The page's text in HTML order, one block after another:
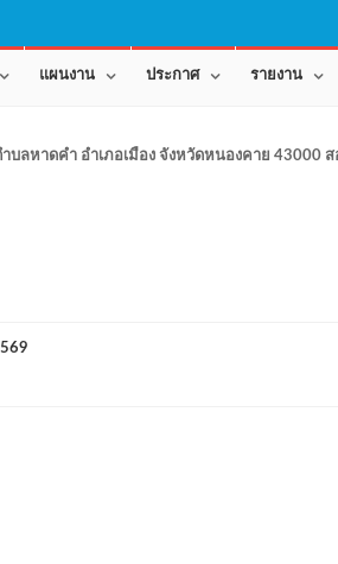
แผนงาน ประกาศ รายงาน
ำบลหาดคำ อำเภอเมือง จังหวัดหนองคาย 43000